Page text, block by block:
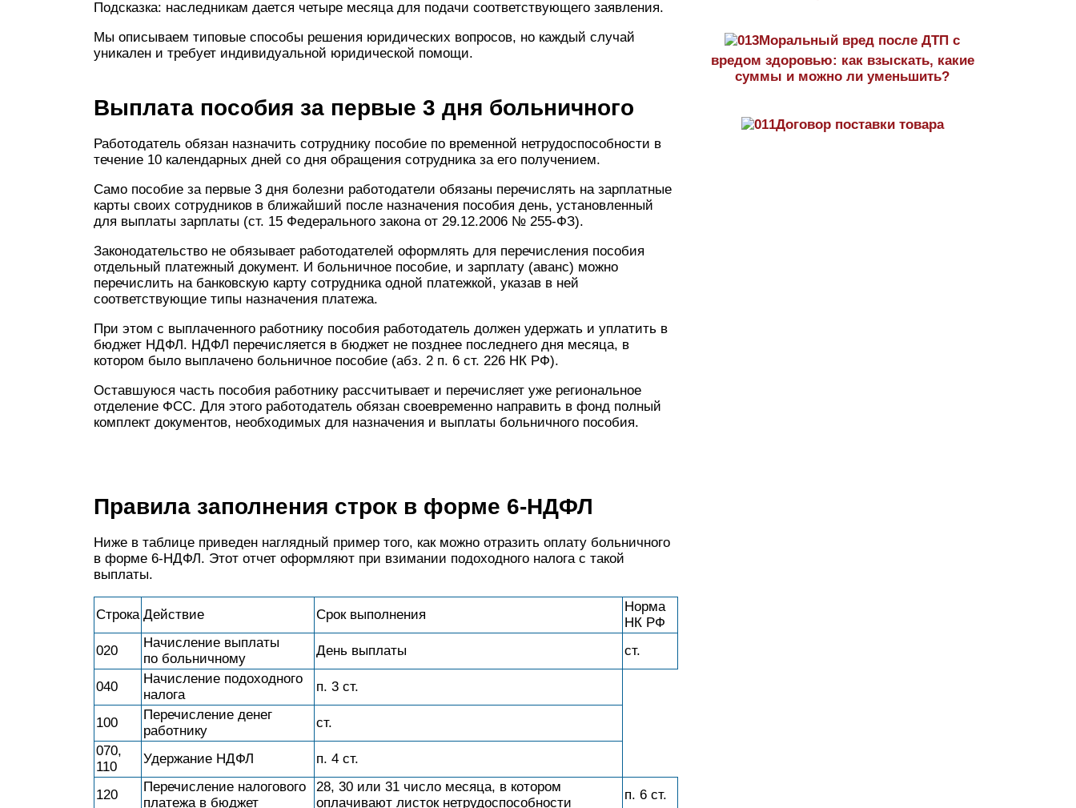
Подсказка: наследникам дается четыре месяца для подачи соответствующего заявления.
Мы описываем типовые способы решения юридических вопросов, но каждый случай
уникален и требует индивидуальной юридической помощи.
Выплата пособия за первые 3 дня больничного
Работодатель обязан назначить сотруднику пособие по временной нетрудоспособности в
течение 10 календарных дней со дня обращения сотрудника за его получением.
Само пособие за первые 3 дня болезни работодатели обязаны перечислять на зарплатные
карты своих сотрудников в ближайший после назначения пособия день, установленный
для выплаты зарплаты (ст. 15 Федерального закона от 29.12.2006 № 255-ФЗ).
Законодательство не обязывает работодателей оформлять для перечисления пособия
отдельный платежный документ. И больничное пособие, и зарплату (аванс) можно
перечислить на банковскую карту сотрудника одной платежкой, указав в ней
соответствующие типы назначения платежа.
При этом с выплаченного работнику пособия работодатель должен удержать и уплатить в
бюджет НДФЛ. НДФЛ перечисляется в бюджет не позднее последнего дня месяца, в
котором было выплачено больничное пособие (абз. 2 п. 6 ст. 226 НК РФ).
Оставшуюся часть пособия работнику рассчитывает и перечисляет уже региональное
отделение ФСС. Для этого работодатель обязан своевременно направить в фонд полный
комплект документов, необходимых для назначения и выплаты больничного пособия.
Правила заполнения строк в форме 6-НДФЛ
Ниже в таблице приведен наглядный пример того, как можно отразить оплату больничного
в форме 6-НДФЛ. Этот отчет оформляют при взимании подоходного налога с такой
выплаты.
Строка Действие Срок выполнения
Норма
НК РФ
020
Начисление выплаты
по больничному
День выплаты ст.
040
Начисление подоходного
налога
п. 3 ст.
100
Перечисление денег
работнику
ст.
070,
110
Удержание НДФЛ п. 4 ст.
120
Перечисление налогового
платежа в бюджет
28, 30 или 31 число месяца, в котором
оплачивают листок нетрудоспособности
п. 6 ст.
Моральный вред после ДТП с
вредом здоровью: как взыскать, какие
суммы и можно ли уменьшить?
Договор поставки товара